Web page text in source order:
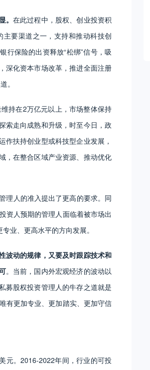
在此过程中，股权、创业投资积
要渠道之一，支持和推动科技创
行保险的出资释放“松绑”信号，吸
深化资本市场改革，推进全面注册
。
持在2万亿元以上，市场整体保持
索走向成熟和升级，时至今日，政
扶持创业型或科技型企业发展，
，在整合区域产业资源、推动优化
理人的准入提出了更高的要求。同
资人预期的管理人面临着被市场出
业、更高水平的方向发展。
波动的规律，又要及时跟踪技术和
。当前，国内外宏观经济的波动以
募股权投资管理人的牛存之道就是
有更加专业、更加踏实、更加守信
元。2016-2022年间，行业的可投